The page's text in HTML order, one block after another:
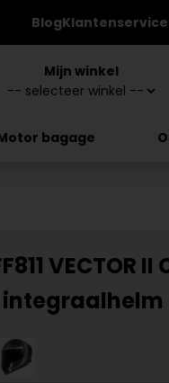
BlogKlantenservice
Mijn winkel
bagage
VECTOR
integraalhelm